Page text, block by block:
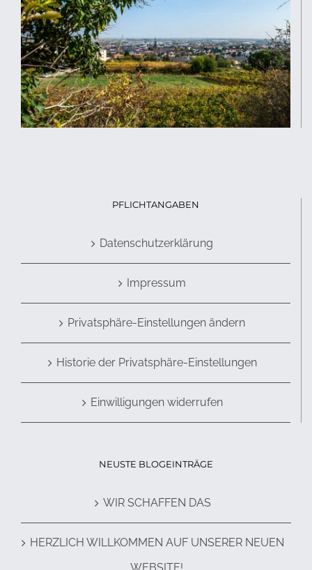
PFLICHTANGABEN
Datenschutzerklärung
Impressum
Privatsphäre-Einstellungen ändern
Historie der Privatsphäre-Einstellungen
Einwilligungen widerrufen
NEUSTE BLOGEINTRÄGE
WIR SCHAFFEN DAS
HERZLICH WILLKOMMEN AUF UNSERER NEUEN